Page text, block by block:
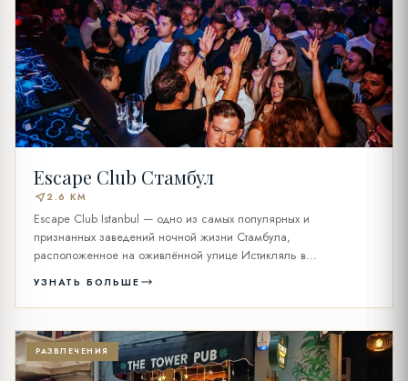
Escape Club Стамбул
near_me2.6 KM
Escape Club Istanbul — одно из самых популярных и
признанных заведений ночной жизни Стамбула,
расположенное на оживлённой улице Истикляль в...
УЗНАТЬ БОЛЬШЕ
РАЗВЛЕЧЕНИЯ